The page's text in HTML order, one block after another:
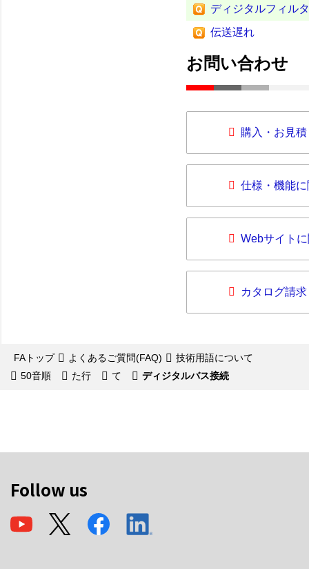
ディジタルフィル
伝送遅れ
お問い合わせ
購入・お見
仕様・機能
Webサイト
カタログ請求
FAトップ よくあるご質問(FAQ)
技術用語について
50音順
た行 て ディジタルバス接続
Follow us